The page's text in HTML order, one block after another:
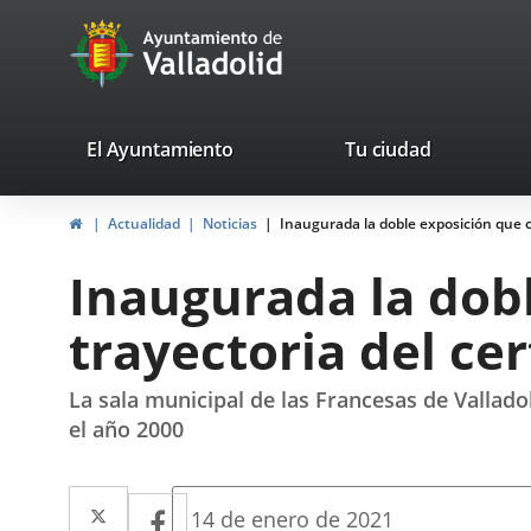
Portal
Web
Ayuntamiento
de
valladolid.es
El Ayuntamiento Tu ciudad
HomeActualidad Noticias Inaugurada la doble exposición que
Inaugurada la
trayectoria del
La sala municipal de las Francesas de
el año 2000
Twitter
EnlaceFacebook
Enlace
Fecha
14 de enero de 2021